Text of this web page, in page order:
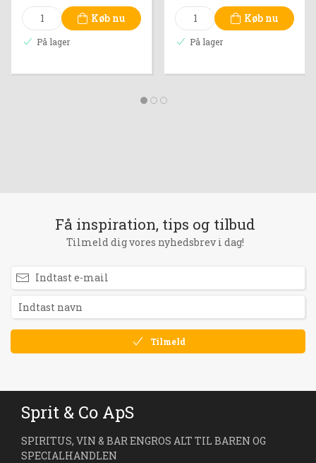
Køb nu
På lager
Køb nu
På lager
Få inspiration, tips og tilbud
Tilmeld dig vores nyhedsbrev i dag!
Tilmeld
Sprit & Co ApS
SPIRITUS, VIN & BAR ENGROS ALT TIL BAREN OG
SPECIALHANDLEN